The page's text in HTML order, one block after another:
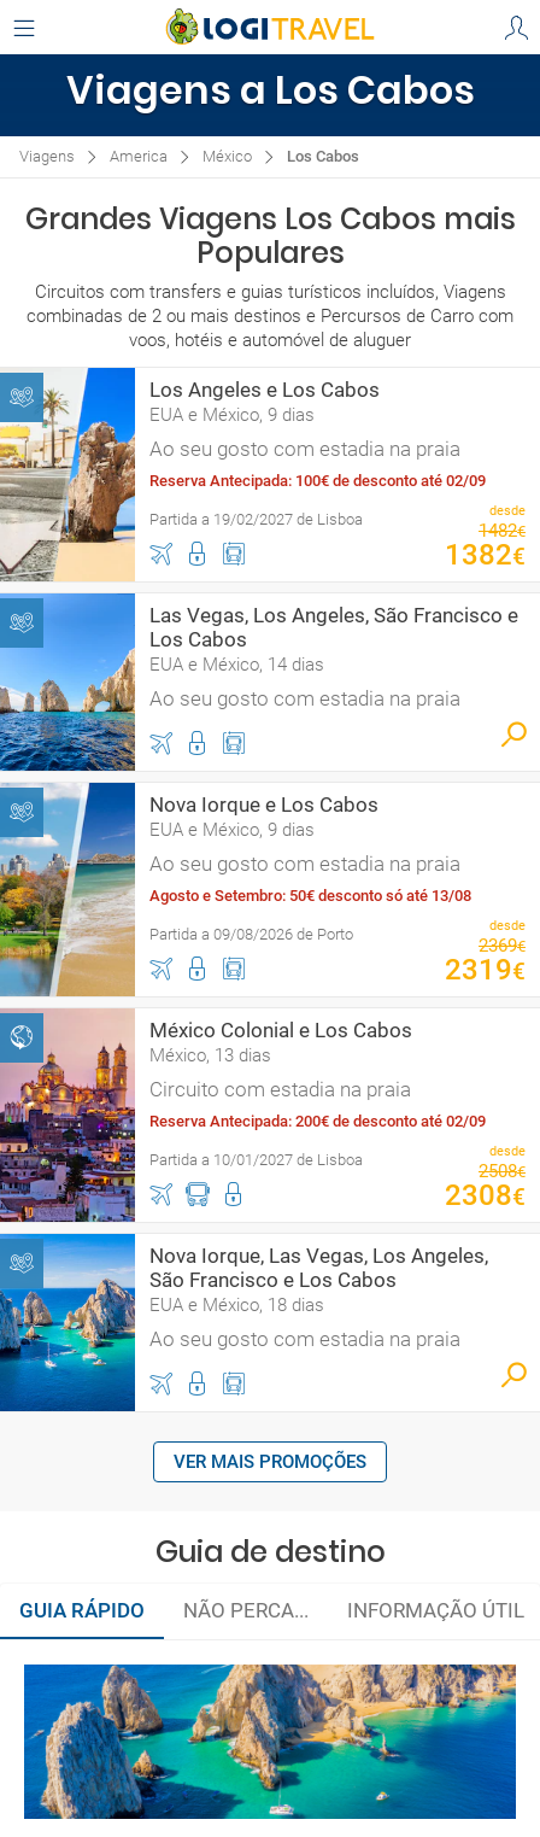
Viagens a Los Cabos
Viagens America México Los Cabos
Grandes Viagens Los Cabos mais
Populares
Circuitos com transfers e guias turísticos incluídos, Viagens
combinadas de 2 ou mais destinos e Percursos de Carro com
voos, hotéis e automóvel de aluguer
Los Angeles e Los Cabos
EUA e México, 9 dias
Ao seu gosto com estadia na praia
Reserva Antecipada: 100€ de desconto até 02/09
Partida a 19/02/2027 de Lisboa desde
1482€
1382€
Las Vegas, Los Angeles, São Francisco e
Los Cabos
EUA e México, 14 dias
Ao seu gosto com estadia na praia
Nova Iorque e Los Cabos
EUA e México, 9 dias
Ao seu gosto com estadia na praia
Agosto e Setembro: 50€ desconto só até 13/08
Partida a 09/08/2026 de Porto desde
2369€
2319€
México Colonial e Los Cabos
México, 13 dias
Circuito com estadia na praia
Reserva Antecipada: 200€ de desconto até 02/09
Partida a 10/01/2027 de Lisboa desde
2508€
2308€
Nova Iorque, Las Vegas, Los Angeles,
São Francisco e Los Cabos
EUA e México, 18 dias
Ao seu gosto com estadia na praia
VER MAIS PROMOÇÕES
Guia de destino
GUIA RÁPIDO NÃO PERCA... INFORMAÇÃO ÚTIL
O incrível espectáculo das baleias
Organize a sua viagem
Documentação
Como chegar
e-mail
deverá imprimi-la